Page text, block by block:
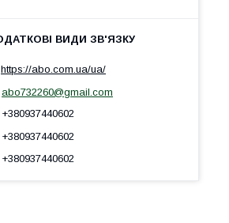
https://abo.com.ua/ua/
abo732260@gmail.com
+380937440602
+380937440602
+380937440602